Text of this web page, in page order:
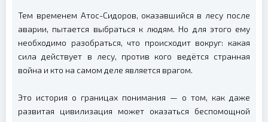
Тем временем Атос-Сидоров, оказавшийся в лесу после
аварии, пытается выбраться к людям. Но для этого ему
необходимо разобраться, что происходит вокруг: какая
сила действует в лесу, против кого ведётся странная
война и кто на самом деле является врагом.
Это история о границах понимания — о том, как даже
развитая цивилизация может оказаться беспомощной